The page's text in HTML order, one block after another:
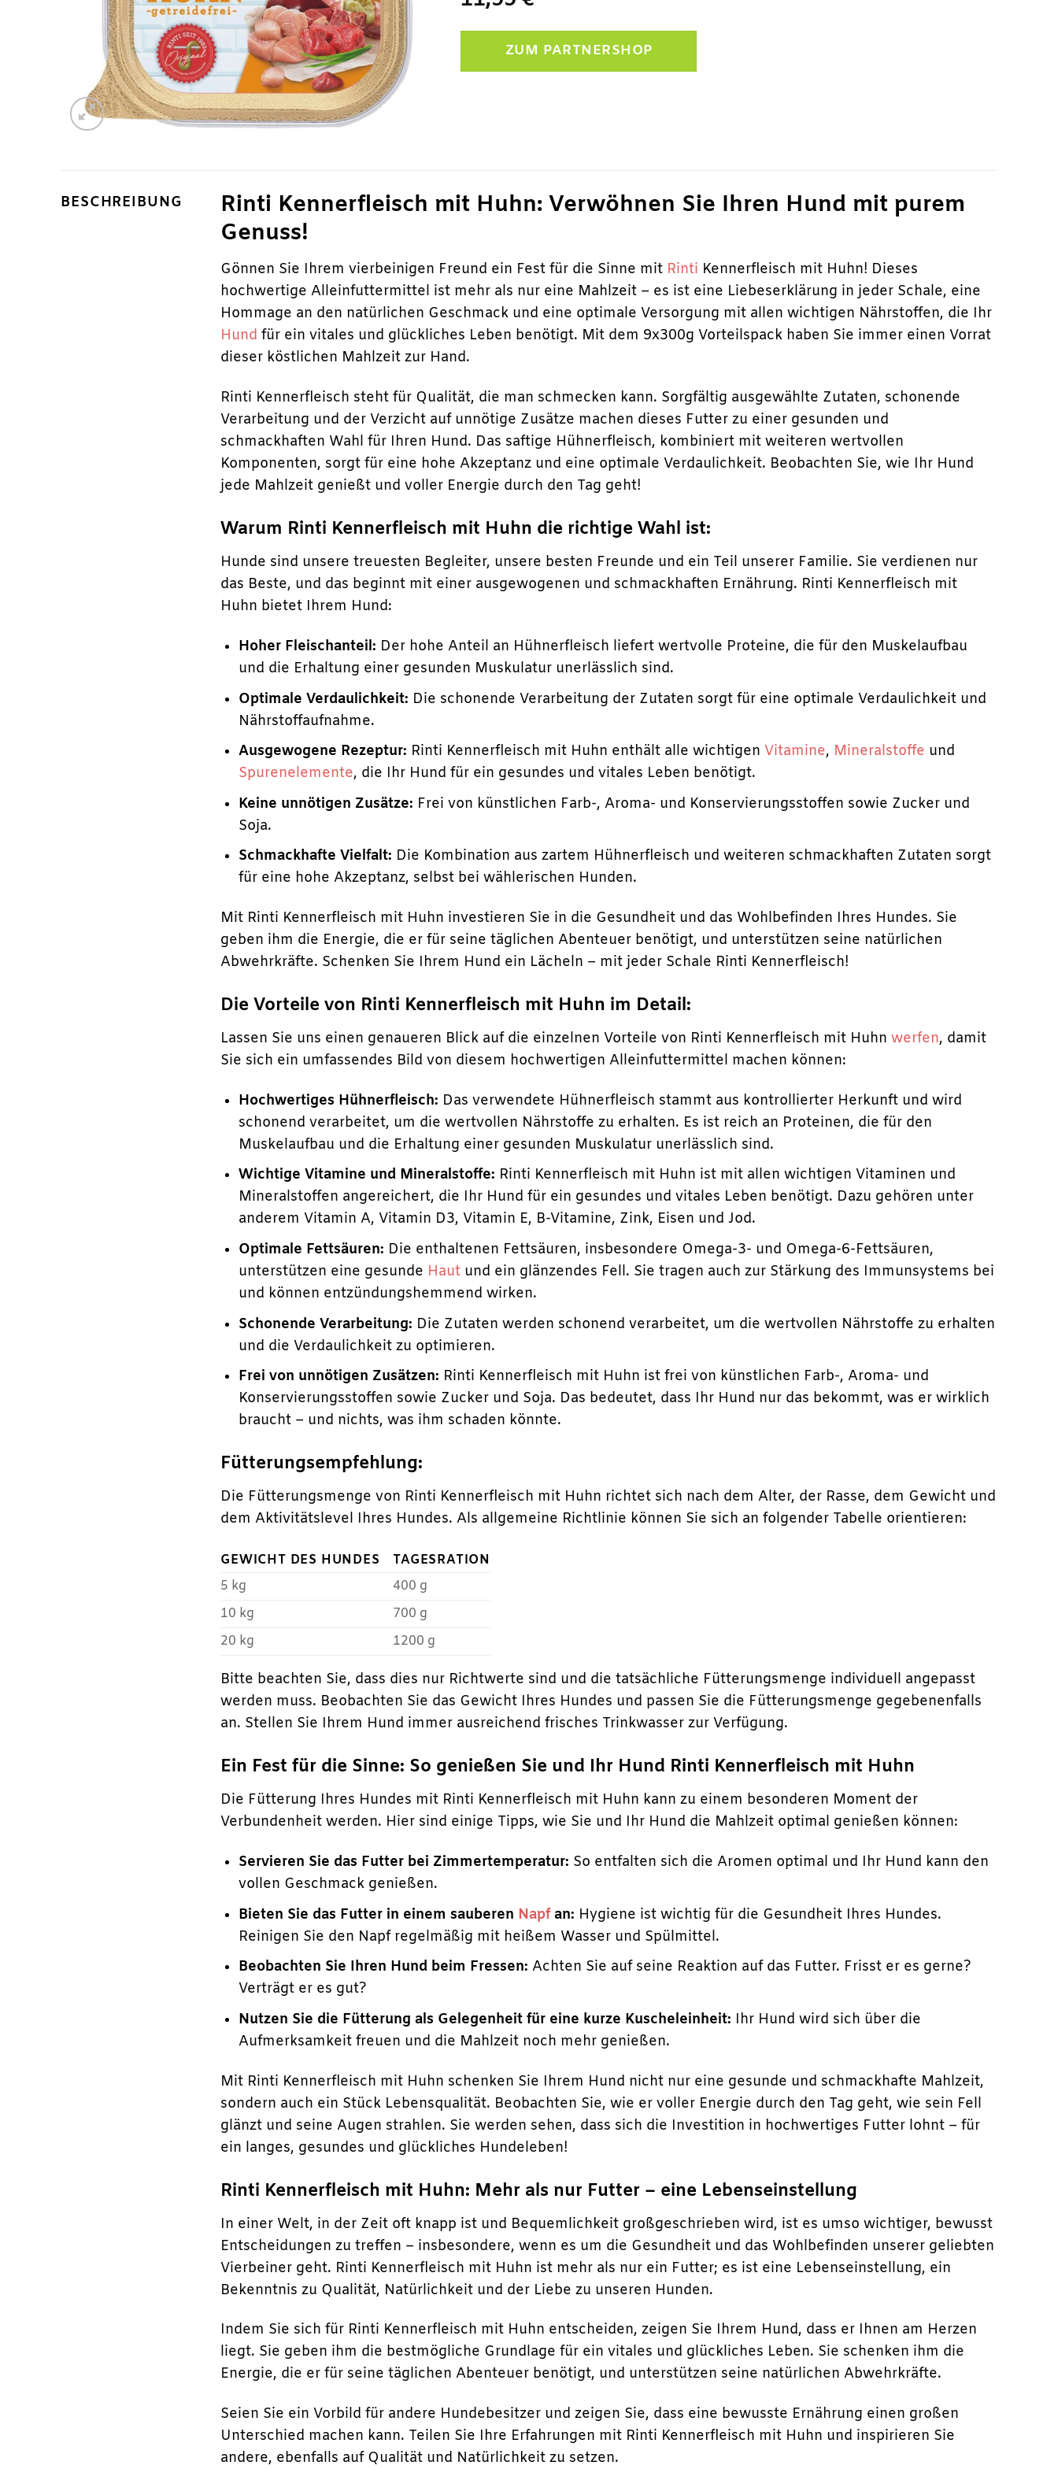
ZUM PARTNERSHOP
BESCHREIBUNG
Rinti Kennerfleisch mit Huhn: Verwöhnen Sie Ihren Hund mit purem
Genuss!
Gönnen Sie Ihrem vierbeinigen Freund ein Fest für die Sinne mit Rinti Kennerfleisch mit Huhn! Dieses
hochwertige Alleinfuttermittel ist mehr als nur eine Mahlzeit – es ist eine Liebeserklärung in jeder Schale, eine
Hommage an den natürlichen Geschmack und eine optimale Versorgung mit allen wichtigen Nährstoffen, die Ihr
Hund für ein vitales und glückliches Leben benötigt. Mit dem 9x300g Vorteilspack haben Sie immer einen Vorrat
dieser köstlichen Mahlzeit zur Hand.
Rinti Kennerfleisch steht für Qualität, die man schmecken kann. Sorgfältig ausgewählte Zutaten, schonende
Verarbeitung und der Verzicht auf unnötige Zusätze machen dieses Futter zu einer gesunden und
schmackhaften Wahl für Ihren Hund. Das saftige Hühnerfleisch, kombiniert mit weiteren wertvollen
Komponenten, sorgt für eine hohe Akzeptanz und eine optimale Verdaulichkeit. Beobachten Sie, wie Ihr Hund
jede Mahlzeit genießt und voller Energie durch den Tag geht!
Warum Rinti Kennerfleisch mit Huhn die richtige Wahl ist:
Hunde sind unsere treuesten Begleiter, unsere besten Freunde und ein Teil unserer Familie. Sie verdienen nur
das Beste, und das beginnt mit einer ausgewogenen und schmackhaften Ernährung. Rinti Kennerfleisch mit
Huhn bietet Ihrem Hund:
Hoher Fleischanteil: Der hohe Anteil an Hühnerfleisch liefert wertvolle Proteine, die für den Muskelaufbau
und die Erhaltung einer gesunden Muskulatur unerlässlich sind.
Optimale Verdaulichkeit: Die schonende Verarbeitung der Zutaten sorgt für eine optimale Verdaulichkeit und
Nährstoffaufnahme.
Ausgewogene Rezeptur: Rinti Kennerfleisch mit Huhn enthält alle wichtigen Vitamine, Mineralstoffe und
Spurenelemente, die Ihr Hund für ein gesundes und vitales Leben benötigt.
Keine unnötigen Zusätze: Frei von künstlichen Farb-, Aroma- und Konservierungsstoffen sowie Zucker und
Soja.
Schmackhafte Vielfalt: Die Kombination aus zartem Hühnerfleisch und weiteren schmackhaften Zutaten sorgt
für eine hohe Akzeptanz, selbst bei wählerischen Hunden.
Mit Rinti Kennerfleisch mit Huhn investieren Sie in die Gesundheit und das Wohlbefinden Ihres Hundes. Sie
geben ihm die Energie, die er für seine täglichen Abenteuer benötigt, und unterstützen seine natürlichen
Abwehrkräfte. Schenken Sie Ihrem Hund ein Lächeln – mit jeder Schale Rinti Kennerfleisch!
Die Vorteile von Rinti Kennerfleisch mit Huhn im Detail:
Lassen Sie uns einen genaueren Blick auf die einzelnen Vorteile von Rinti Kennerfleisch mit Huhnwerfen, damit
Sie sich ein umfassendes Bild von diesem hochwertigen Alleinfuttermittel machen können:
Hochwertiges Hühnerfleisch: Das verwendete Hühnerfleisch stammt aus kontrollierter Herkunft und wird
schonend verarbeitet, um die wertvollen Nährstoffe zu erhalten. Es ist reich an Proteinen, die für den
Muskelaufbau und die Erhaltung einer gesunden Muskulatur unerlässlich sind.
Wichtige Vitamine und Mineralstoffe: Rinti Kennerfleisch mit Huhn ist mit allen wichtigen Vitaminen und
Mineralstoffen angereichert, die Ihr Hund für ein gesundes und vitales Leben benötigt. Dazu gehören unter
anderem Vitamin A, Vitamin D3, Vitamin E, B-Vitamine, Zink, Eisen und Jod.
Optimale Fettsäuren: Die enthaltenen Fettsäuren, insbesondere Omega-3- und Omega-6-Fettsäuren,
unterstützen eine gesunde Haut und ein glänzendes Fell. Sie tragen auch zur Stärkung des Immunsystems bei
und können entzündungshemmend wirken.
Schonende Verarbeitung: Die Zutaten werden schonend verarbeitet, um die wertvollen Nährstoffe zu erhalten
und die Verdaulichkeit zu optimieren.
Frei von unnötigen Zusätzen: Rinti Kennerfleisch mit Huhn ist frei von künstlichen Farb-, Aroma- und
Konservierungsstoffen sowie Zucker und Soja. Das bedeutet, dass Ihr Hund nur das bekommt, was er wirklich
braucht – und nichts, was ihm schaden könnte.
Fütterungsempfehlung:
Die Fütterungsmenge von Rinti Kennerfleisch mit Huhn richtet sich nach dem Alter, der Rasse, dem Gewicht und
dem Aktivitätslevel Ihres Hundes. Als allgemeine Richtlinie können Sie sich an folgender Tabelle orientieren:
GEWICHT DES HUNDES
TAGESRATION
5 kg
400 g
10 kg
700 g
20 kg
1200 g
Bitte beachten Sie, dass dies nur Richtwerte sind und die tatsächliche Fütterungsmenge individuell angepasst
werden muss. Beobachten Sie das Gewicht Ihres Hundes und passen Sie die Fütterungsmenge gegebenenfalls
an. Stellen Sie Ihrem Hund immer ausreichend frisches Trinkwasser zur Verfügung.
Ein Fest für die Sinne: So genießen Sie und Ihr Hund Rinti Kennerfleisch mit Huhn
Die Fütterung Ihres Hundes mit Rinti Kennerfleisch mit Huhn kann zu einem besonderen Moment der
Verbundenheit werden. Hier sind einige Tipps, wie Sie und Ihr Hund die Mahlzeit optimal genießen können:
Servieren Sie das Futter bei Zimmertemperatur: So entfalten sich die Aromen optimal und Ihr Hund kann den
vollen Geschmack genießen.
Bieten Sie das Futter in einem sauberen Napfan: Hygiene ist wichtig für die Gesundheit Ihres Hundes.
Reinigen Sie den Napf regelmäßig mit heißem Wasser und Spülmittel.
Beobachten Sie Ihren Hund beim Fressen: Achten Sie auf seine Reaktion auf das Futter. Frisst er es gerne?
Verträgt er es gut?
Nutzen Sie die Fütterung als Gelegenheit für eine kurze Kuscheleinheit: Ihr Hund wird sich über die
Aufmerksamkeit freuen und die Mahlzeit noch mehr genießen.
Mit Rinti Kennerfleisch mit Huhn schenken Sie Ihrem Hund nicht nur eine gesunde und schmackhafte Mahlzeit,
sondern auch ein Stück Lebensqualität. Beobachten Sie, wie er voller Energie durch den Tag geht, wie sein Fell
glänzt und seine Augen strahlen. Sie werden sehen, dass sich die Investition in hochwertiges Futter lohnt – für
ein langes, gesundes und glückliches Hundeleben!
Rinti Kennerfleisch mit Huhn: Mehr als nur Futter – eine Lebenseinstellung
In einer Welt, in der Zeit oft knapp ist und Bequemlichkeit großgeschrieben wird, ist es umso wichtiger, bewusst
Entscheidungen zu treffen – insbesondere, wenn es um die Gesundheit und das Wohlbefinden unserer geliebten
Vierbeiner geht. Rinti Kennerfleisch mit Huhn ist mehr als nur ein Futter; es ist eine Lebenseinstellung, ein
Bekenntnis zu Qualität, Natürlichkeit und der Liebe zu unseren Hunden.
Indem Sie sich für Rinti Kennerfleisch mit Huhn entscheiden, zeigen Sie Ihrem Hund, dass er Ihnen am Herzen
liegt. Sie geben ihm die bestmögliche Grundlage für ein vitales und glückliches Leben. Sie schenken ihm die
Energie, die er für seine täglichen Abenteuer benötigt, und unterstützen seine natürlichen Abwehrkräfte.
Seien Sie ein Vorbild für andere Hundebesitzer und zeigen Sie, dass eine bewusste Ernährung einen großen
Unterschied machen kann. Teilen Sie Ihre Erfahrungen mit Rinti Kennerfleisch mit Huhn und inspirieren Sie
andere, ebenfalls auf Qualität und Natürlichkeit zu setzen.